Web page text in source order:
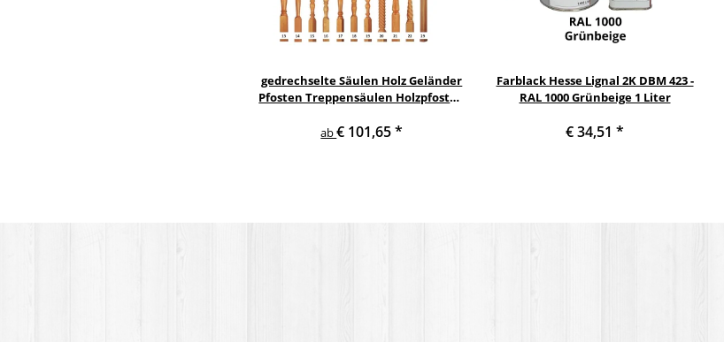
gedrechselte Säulen Holz Geländer
Pfosten Treppensäulen Holzpfosten
ab€ 101,65*
Farblack Hesse Lignal 2K DBM 423 -
RAL 1000 Grünbeige 1 Liter
€ 34,51 *